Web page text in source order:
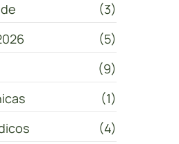
(3)
(5)
(9)
(1)
(4)